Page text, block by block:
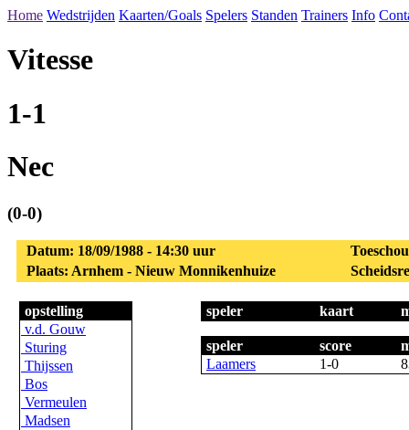
Home Wedstrijden Kaarten/Goals Spelers Standen Trainers Info
Vitesse
1-1
Nec
(0-0)
Datum: 18/09/1988 - 14:30 uur
Plaats: Arnhem - Nieuw Monnikenhuize
opstelling
v.d. Gouw
Sturing
Thijssen
Bos
Vermeulen
Madsen
speler kaart
speler score
Laamers
1-0